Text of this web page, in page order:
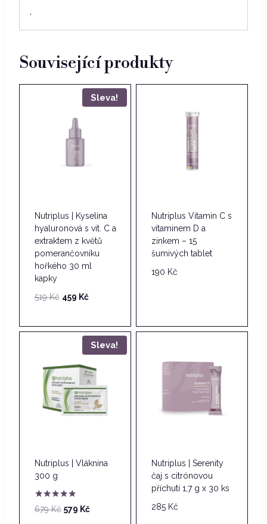
.
Související produkty
Sleva!
Nutriplus | Kyselina
hyaluronová s vit. C a
extraktem z květů
pomerančovníku
hořkého 30 ml
kapky
519Kč Původní
519 Kč.
459 KčAktuální
459 Kč.
Nutriplus Vitamin C s
vitaminem D a
zinkem – 15
šumivých tablet
190 Kč
Sleva!
Nutriplus | Vláknina
300 g
Hodnocení
5.00
679Kč Původní
579 KčAktuální
Nutriplus | Serenity
čaj s citrónovou
příchutí 1,7 g x 30 ks
285 Kč